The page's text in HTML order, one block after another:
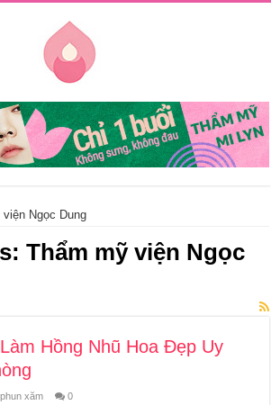
Ngọc Dung
Thẩm mỹ viện Ngọc
Hồng Nhũ Hoa Đẹp Uy
xăm 0